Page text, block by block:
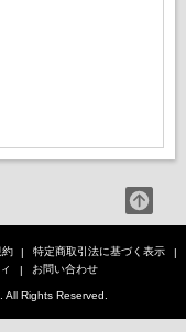
約
特定商取引法に基づく表示
お問い合わせ
Rights Reserved.